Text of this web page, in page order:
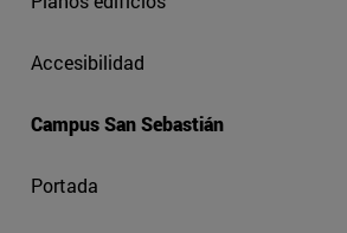
Accesibilidad
Campus San Sebastián
Portada